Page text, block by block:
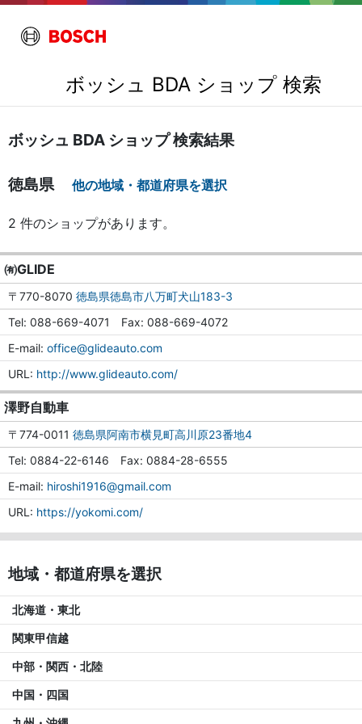
ボッシュ BDA ショップ 検索
ボッシュ BDA ショップ 検索結果
徳島県 他の地域・都道府県を選択
2 件のショップがあります。
㈲GLIDE
〒770-8070 徳島県徳島市八万町犬山183-3
Tel 088-669-4071 Fax 088-669-4072
E-mail office@glideauto.com
URL
http://www.glideauto.com/
澤野自動車
〒774-0011 徳島県阿南市横見町高川原23番地4
Tel 0884-22-6146 Fax 0884-28-6555
E-mail hiroshi1916@gmail.com
URL
https://yokomi.com/
地域・都道府県を選択
北海道・東北
関東甲信越
中部・関西・北陸
中国・四国